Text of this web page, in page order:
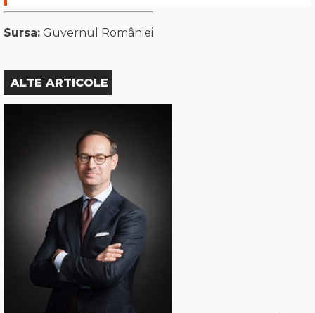
Sursa: Guvernul României
ALTE ARTICOLE